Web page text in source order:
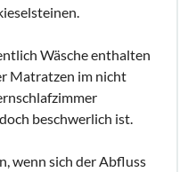
Wäsche enthalten
Matratzen im nicht
beschwerlich ist.
wenn sich der Abfluss